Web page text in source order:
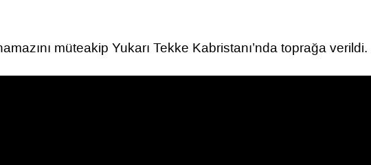
müteakip Yukarı Tekke Kabristanı’nda toprağa verildi.